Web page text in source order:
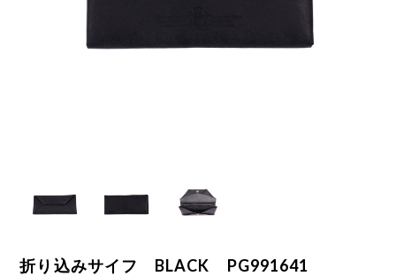
折り込みサイフ BLACK PG991641